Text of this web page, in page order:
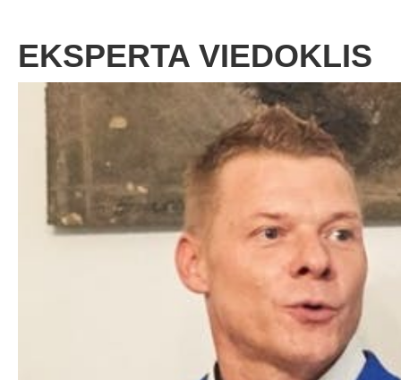
EKSPERTA VIEDOKLIS